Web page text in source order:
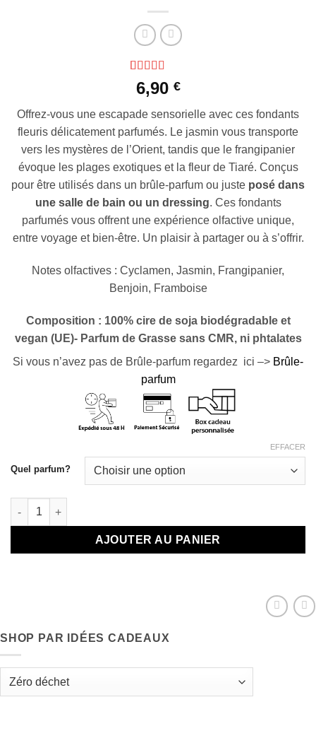
Noté5sur 5
basé sur
client
6,90 €
Offrez-vous une escapade sensorielle avec ces fondants
fleuris délicatement parfumés. Le jasmin vous transporte
vers les mystères de l’Orient, tandis que le frangipanier
évoque les plages exotiques et la fleur de Tiaré. Conçus
pour être utilisés dans un brûle-parfum ou juste posé dans
une salle de bain ou un dressing. Ces fondants
parfumés vous offrent une expérience olfactive unique,
entre voyage et bien-être. Un plaisir à partager ou à s’offrir.
Notes olfactives : Cyclamen, Jasmin, Frangipanier,
Benjoin, Framboise
Composition : 100% cire de soja biodégradable et
vegan (UE)- Parfum de Grasse sans CMR, ni phtalates
Si vous n’avez pas de Brûle-parfum regardez ici –> Brûle-
parfum
Quel parfum?
EFFACER
quantité de Fondant parfumé d'exception frangipanier
AJOUTER AU PANIER
SHOP PAR IDÉES CADEAUX